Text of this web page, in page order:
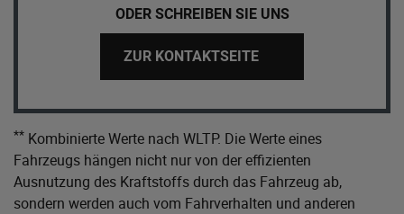
ODER SCHREIBEN SIE UNS
ZUR KONTAKTSEITE
** Kombinierte Werte nach WLTP. Die Werte eines
Fahrzeugs hängen nicht nur von der effizienten
Ausnutzung des Kraftstoffs durch das Fahrzeug ab,
sondern werden auch vom Fahrverhalten und anderen